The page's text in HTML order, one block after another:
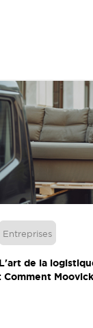
Entreprises
L'art de la
: Comment